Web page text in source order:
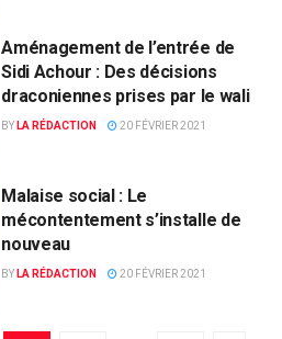
Aménagement de l’entrée de
Sidi Achour : Des décisions
draconiennes prises par le wali
BY LA RÉDACTION 20 FÉVRIER 2021
Malaise social : Le
mécontentement s’installe de
nouveau
BY LA RÉDACTION 20 FÉVRIER 2021